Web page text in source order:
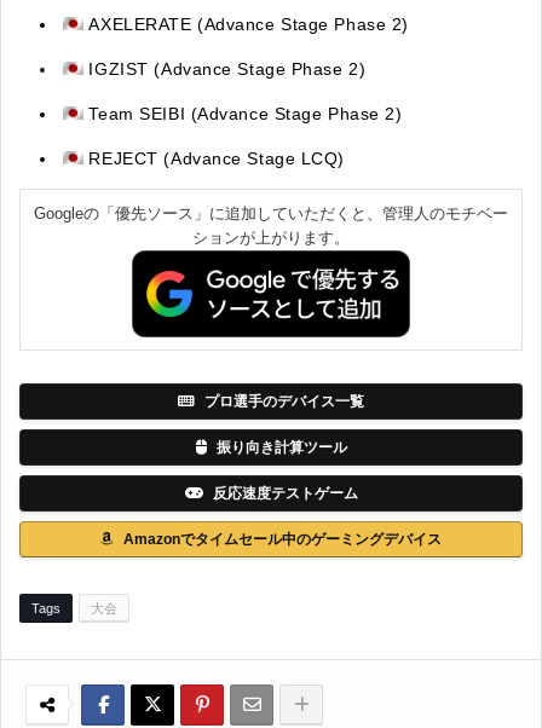
AXELERATE (Advance Stage Phase 2)
IGZIST (Advance Stage Phase 2)
Team SEIBI (Advance Stage Phase 2)
REJECT (Advance Stage LCQ)
Googleの「優先ソース」に追加していただくと、管理人のモチベー
ションが上がります。
プロ選手のデバイス一覧
振り向き計算ツール
反応速度テストゲーム
Amazonでタイムセール中のゲーミングデバイス
Tags 大会